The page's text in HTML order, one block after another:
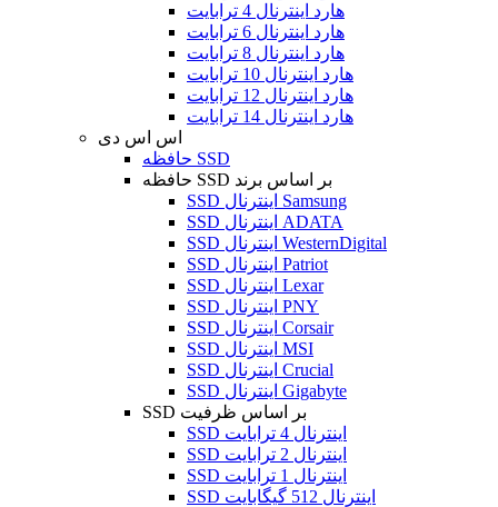
هارد اینترنال 4 ترابایت
هارد اینترنال 6 ترابایت
هارد اینترنال 8 ترابایت
هارد اینترنال 10 ترابایت
هارد اینترنال 12 ترابایت
هارد اینترنال 14 ترابایت
اس اس دی
حافظه SSD
حافظه SSD بر اساس برند
SSD اینترنال Samsung
SSD اینترنال ADATA
SSD اینترنال WesternDigital
SSD اینترنال Patriot
SSD اینترنال Lexar
SSD اینترنال PNY
SSD اینترنال Corsair
SSD اینترنال MSI
SSD اینترنال Crucial
SSD اینترنال Gigabyte
SSD بر اساس ظرفیت
SSD اینترنال 4 ترابایت
SSD اینترنال 2 ترابایت
SSD اینترنال 1 ترابایت
SSD اینترنال 512 گیگابایت